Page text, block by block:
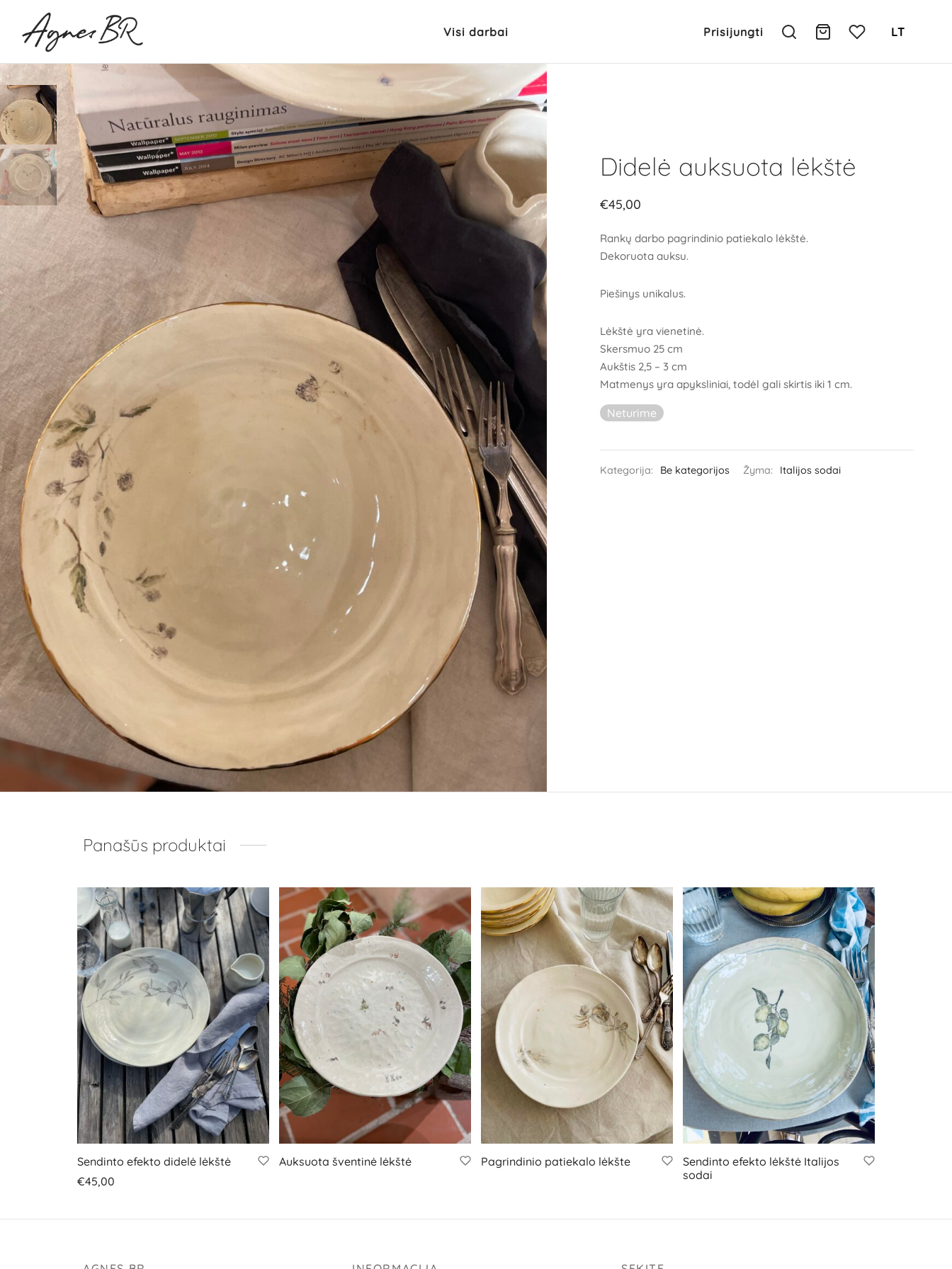
Visi darbai Prisijungti LT
Didelė auksuota lėkštė
€45,00
Rankų darbo pagrindinio patiekalo lėkštė.
Dekoruota auksu.
Piešinys unikalus.
Lėkštė yra vienetinė.
Skersmuo 25 cm
Aukštis 2,5 – 3 cm
Matmenys yra apyksliniai, todėl gali skirtis iki 1 cm.
Neturime
Kategorija: Be kategorijos Žyma: Italijos sodai
Panašūs produktai
Sendinto efekto didelė lėkštė
€45,00
Auksuota šventinė lėkštė Pagrindinio patiekalo lėkšte
Sendinto efekto lėkštė Italijos
sodai